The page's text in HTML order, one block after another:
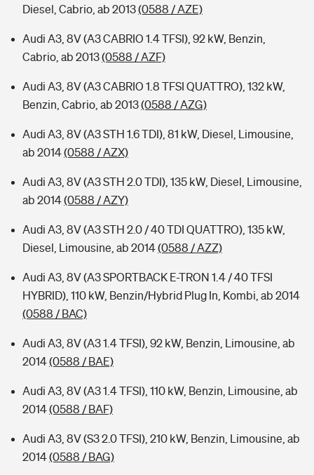
Diesel, Cabrio, ab 2013(0588 / AZE)
Audi A3, 8V (A3 CABRIO 1.4 TFSI), 92 kW, Benzin,
Cabrio, ab 2013(0588 / AZF)
Audi A3, 8V (A3 CABRIO 1.8 TFSI QUATTRO), 132 kW,
Benzin, Cabrio, ab 2013(0588 / AZG)
Audi A3, 8V (A3 STH 1.6 TDI), 81 kW, Diesel, Limousine,
ab 2014(0588 / AZX)
Audi A3, 8V (A3 STH 2.0 TDI), 135 kW, Diesel, Limousine,
ab 2014(0588 / AZY)
Audi A3, 8V (A3 STH 2.0 / 40 TDI QUATTRO), 135 kW,
Diesel, Limousine, ab 2014(0588 / AZZ)
Audi A3, 8V (A3 SPORTBACK E-TRON 1.4 / 40 TFSI
HYBRID), 110 kW, Benzin/Hybrid Plug In, Kombi, ab 2014
(0588 / BAC)
Audi A3, 8V (A3 1.4 TFSI), 92 kW, Benzin, Limousine, ab
2014(0588 / BAE)
Audi A3, 8V (A3 1.4 TFSI), 110 kW, Benzin, Limousine, ab
2014(0588 / BAF)
Audi A3, 8V (S3 2.0 TFSI), 210 kW, Benzin, Limousine, ab
2014(0588 / BAG)